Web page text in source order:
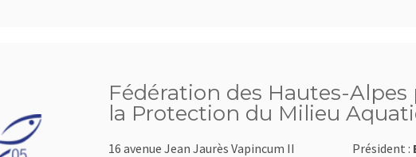
Fédération des Hautes-Alpes
la Protection du Milieu
16 avenue Jean Jaurès Vapincum II
Président :